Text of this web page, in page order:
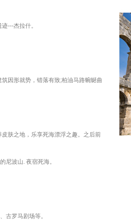
---杰拉什。
因形就势，错落有致;柏油马路蜿蜒曲
肤之地，乐享死海漂浮之趣。之后前
尼波山. 夜宿死海。
古罗马剧场等。